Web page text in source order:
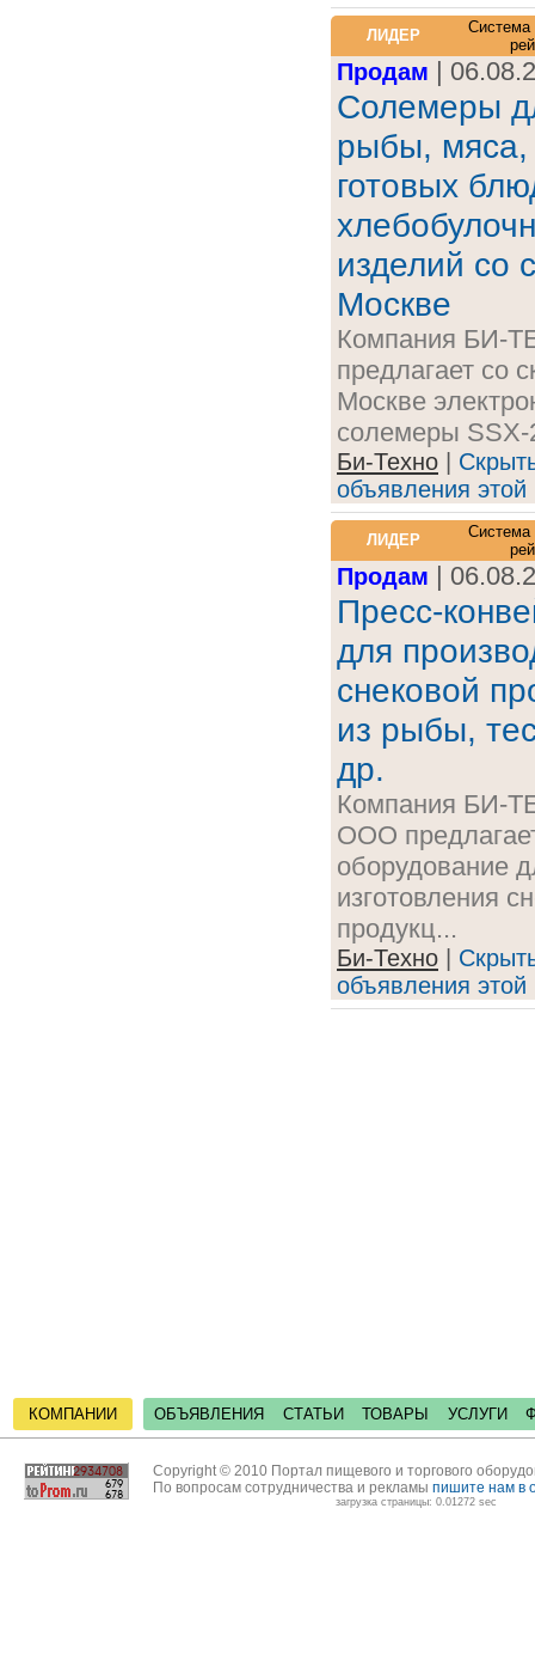
ЛИДЕР
Система
Продам |
Солемеры
рыбы,
готовых
изделий со
Москве
Компания БИ-
предлагает со
Москве
солемеры SSX-
Би-Техно
объявления этой
ЛИДЕР
Система
Продам |
Пресс-
для
снековой
из рыбы,
др.
Компания БИ-
ООО
оборудование
изготовления
продукц...
Би-Техно
объявления этой
КОМПАНИИ ОБЪЯВЛЕНИЯ СТАТЬИ ТОВАРЫ УСЛУГИ
Copyright © 2010 Портал пищевого и торгового
По вопросам сотрудничества и рекламы пишите нам в
загрузка страницы: 0.01272 sec